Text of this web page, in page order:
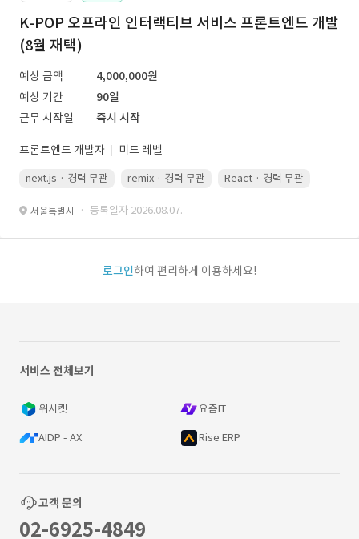
K-POP 오프라인 인터랙티브 서비스 프론트엔드 개발
(8월 재택)
예상 금액
4,000,000원
예상 기간
90일
근무 시작일
즉시 시작
프론트엔드 개발자 미드 레벨
next.js · 경력 무관 remix · 경력 무관 React · 경력 무관
서울특별시 · 등록일자 2026.08.07.
로그인하여 편리하게 이용하세요!
서비스 전체보기
위시켓 요즘IT
AIDP - AX Rise ERP
고객 문의
02-6925-4849